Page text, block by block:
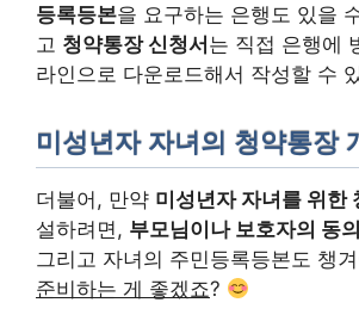
등록등본을 요구하는 은행도 있을
고 청약통장 신청서는 직접 은행에
라인으로 다운로드해서 작성할 수
미성년자 자녀의 청약통장
더불어, 만약 미성년자 자녀를 위한
설하려면, 부모님이나 보호자의 동
그리고 자녀의 주민등록등본도 챙
준비하는 게 좋겠죠?